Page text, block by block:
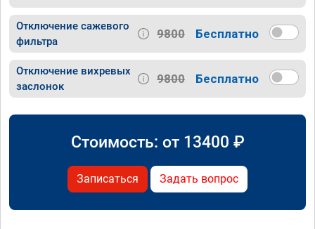
Отключение сажевого
фильтра
9800 Бесплатно
Отключение вихревых
заслонок
9800 Бесплатно
Стоимость: от 13400 ₽
Записаться Задать вопрос